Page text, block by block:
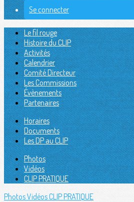
Se connecter
Le fil rouge
Histoire du CLIP
Activités
Calendrier
Comité Directeur
Les Commissions
Évènements
Partenaires
Horaires
Documents
Les DP au CLIP
Photos
Vidéos
CLIP PRATIQUE
PhotosVidéosCLIP PRATIQUE